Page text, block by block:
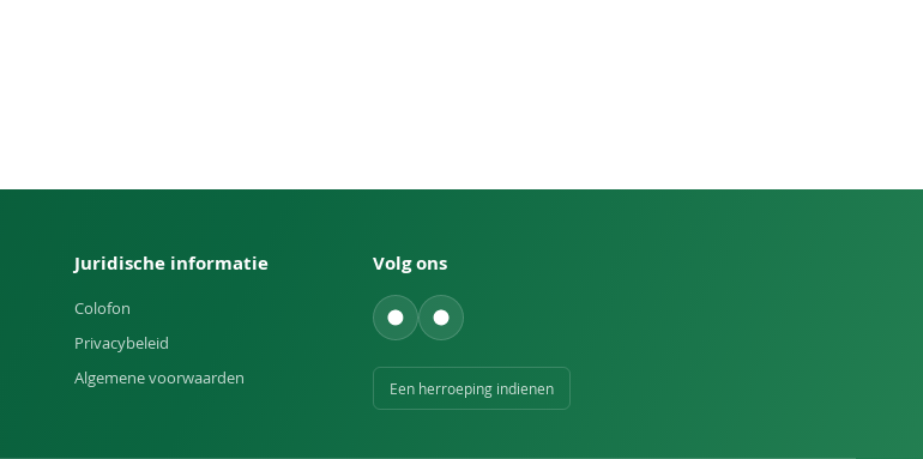
Juridische informatie
Colofon
Privacybeleid
Algemene voorwaarden
Volg ons
Een herroeping indienen